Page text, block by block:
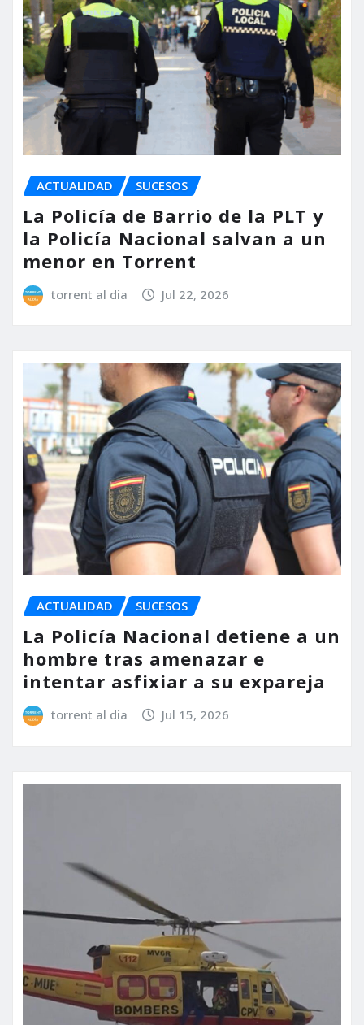
ACTUALIDAD SUCESOS
La Policía de Barrio de la PLT y
la Policía Nacional salvan a un
menor en Torrent
torrent al dia Jul 22, 2026
ACTUALIDAD SUCESOS
La Policía Nacional detiene a un
hombre tras amenazar e
intentar asfixiar a su expareja
torrent al dia Jul 15, 2026